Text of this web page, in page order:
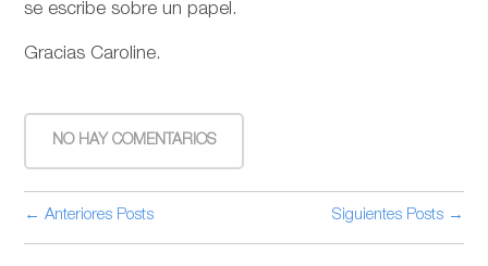
se escribe sobre un papel.
Gracias Caroline.
NO HAY COMENTARIOS
← Anteriores Posts Siguientes Posts →